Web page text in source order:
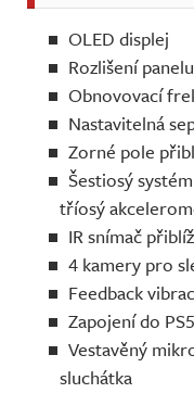
OLED displej
Rozlišení
Obnovovací
Nastavitelná
Zorné pole
Šestiosý
tříosý
IR snímač
4 kamery pro
Feedback
Zapojení do
Vestavěný
sluchátka